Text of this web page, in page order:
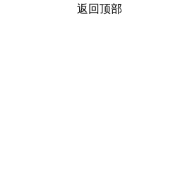
返回顶部